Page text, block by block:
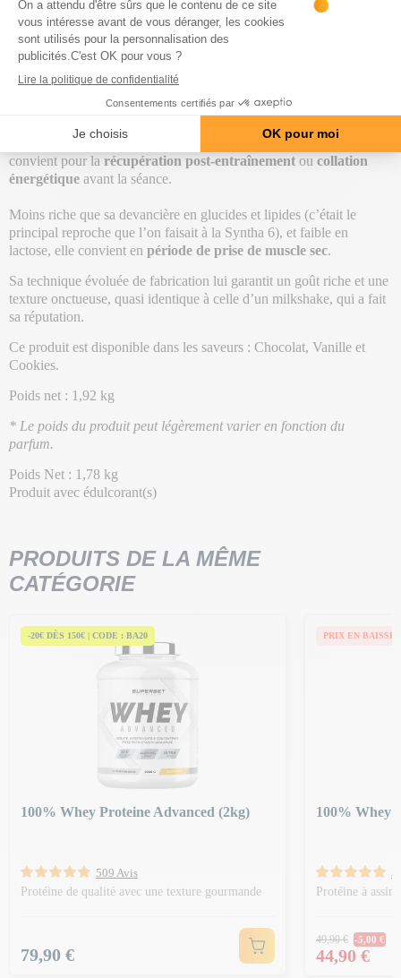
d’acides aminés essentiels et indispensables élevé sur une longue
période, pour un apport régulier et constant.
est enrichie en acides gras essentiels et
TCM (les triglycérides à chaîne moyenne permettent d’augmenter
l’apport énergétique sans stockage en masse grasse) pour une
musculaires et la réparation des tissus abîmés, SYNTHA6 EDGE
convient pour la récupération post-entraînement ou collation
énergétique avant la séance.
Moins riche que sa devancière en glucides et lipides (c’était le
principal reproche que l’on faisait à la Syntha 6), et faible en
lactose, elle convient en période de prise de muscle sec.
Sa technique évoluée de fabrication lui garantit un goût riche et une
texture onctueuse, quasi identique à celle d’un milkshake, qui a fait
sa réputation.
Ce produit est disponible dans les saveurs : Chocolat, Vanille et
Cookies.
Poids net : 1,92 kg
* Le poids du produit peut légèrement varier en fonction du
parfum.
Poids Net : 1,78 kg
Produit avec édulcorant(s)
PRODUITS DE LA MÊME
CATÉGORIE
-20€ DÈS 150€ | CODE : BA20
100% Whey Proteine Advanced (2kg)
509 Avis
Protéine de qualité avec une texture gourmande
Prix
79,90 €
PRIX EN BAISSE
100% Whey
Protéine à
Prix
49,90 € -5,00 €
Prix
44,90 €